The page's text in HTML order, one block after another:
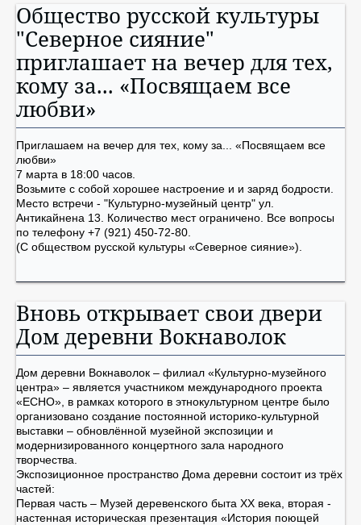
Общество русской культуры
"Северное сияние"
приглашает на вечер для тех,
кому за... «Посвящаем все
любви»
Приглашаем на вечер для тех, кому за... «Посвящаем все
любви»
7 марта в 18:00 часов.
Возьмите с собой хорошее настроение и и заряд бодрости.
Место встречи - "Культурно-музейный центр" ул.
Антикайнена 13. Количество мест ограничено. Все вопросы
по телефону +7 (921) 450-72-80.
(С обществом русской культуры «Северное сияние»).
Вновь открывает свои двери
Дом деревни Вокнаволок
Дом деревни Вокнаволок – филиал «Культурно-музейного
центра» – является участником международного проекта
«ЕСНО», в рамках которого в этнокультурном центре было
организовано создание постоянной историко-культурной
выставки – обновлённой музейной экспозиции и
модернизированного концертного зала народного
творчества.
Экспозиционное пространство Дома деревни состоит из трёх
частей:
Первая часть – Музей деревенского быта ХХ века, вторая -
настенная историческая презентация «История поющей